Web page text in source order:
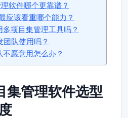
软件哪个更靠谱？
应该看重哪个能力？
项目集管理工具吗？
队使用吗？
愿意用怎么办？
管理软件选型